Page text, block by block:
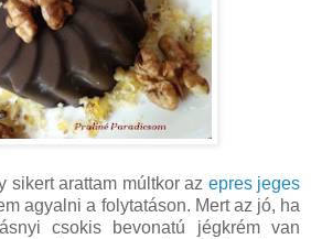
sikert arattam múltkor az epres jeges
agyalni a folytatáson. Mert az jó, ha
csokis bevonatú jégkrém van